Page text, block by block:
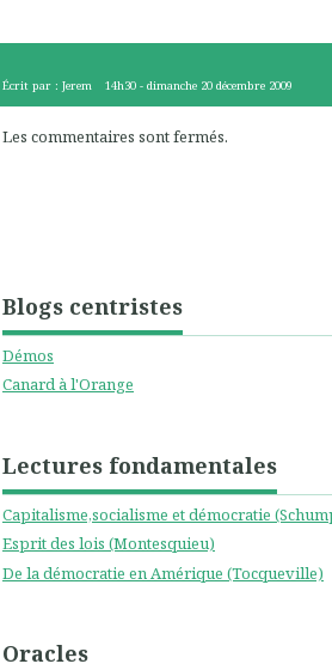
Blogs centristes
Démos
Canard à l'Orange
Lectures fondamentales
Capitalisme,socialisme et démocratie
Esprit des lois (Montesquieu)
De la démocratie en Amérique (Tocqueville)
Oracles
Écrit par : Jerem 14h30 -dimanche 20 décembre 2009
Les commentaires sont fermés.